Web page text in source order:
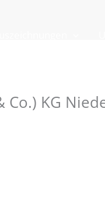
KG